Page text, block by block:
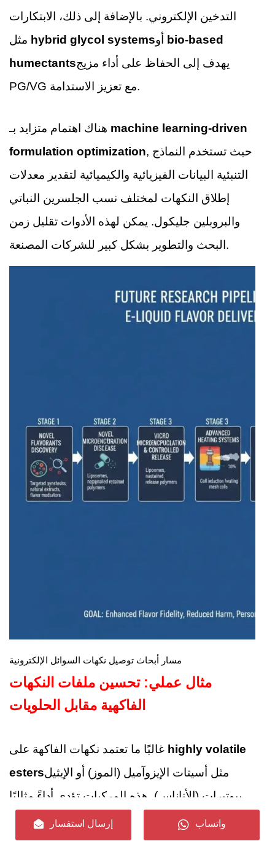
التدخين الإلكتروني. بالإضافة إلى ذلك، الابتكارات
hybrid glycol systems
bio-based
humectantsيهدف إلى الحفاظ على أداء مزيج
PG/VG مع تعزيز الاستدامة.
machine learning-driven
formulation optimization, حيث تستخدم النماذج
التنبئية البيانات الفيزيائية والكيميائية لتقدير معدلات
إطلاق النكهات لمختلف نسب الجلسرين النباتي
والبروبلين جليكول. يمكن لهذه الأدوات تقليل زمن
البحث والتطوير بشكل كبير للشركات المصنعة.
مسار أبحاث توصيل نكهات السوائل الإلكترونية
مثال عملي: تحسين ملفات النكهات
الفاكهية مقابل الحلويات
highly volatile
estersمثل أسيتات الإيزوآميل (الموز) أو الإيثيل
بيوتيرات (الأناناس). هذه المركبات تؤدي أداءً مثاليًا
PG-dominant bases
ونغمات علوية مشرقة.
إرسال استفسار واتساب